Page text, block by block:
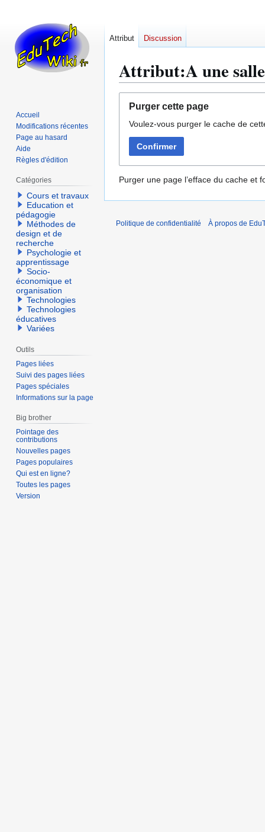
Attribut:A une salle
navigation
recherche
Purger cette page
Voulez-vous purger le cache de
Confirmer
Purger une page l’efface du cache et
Attribut Discussion
Accueil
Modifications récentes
Page au hasard
Aide
Règles d'édition
Catégories
Cours et travaux
Education et
pédagogie
Méthodes de
design et de
recherche
Psychologie et
apprentissage
Socio-
économique et
organisation
Technologies
Technologies
éducatives
Variées
Outils
Pages liées
Suivi des pages liées
Pages spéciales
Informations sur la page
Big brother
Pointage des
contributions
Nouvelles pages
Pages populaires
Qui est en ligne?
Toutes les pages
Version
Politique de confidentialité À propos de